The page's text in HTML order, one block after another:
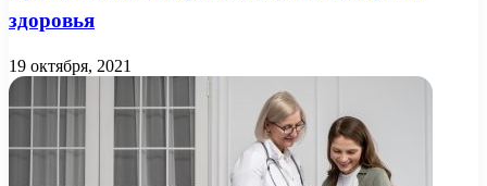
здоровья
19 октября, 2021